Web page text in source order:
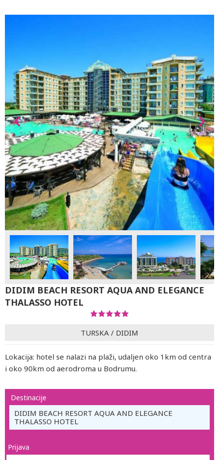
DIDIM BEACH RESORT AQUA AND ELEGANCE
THALASSO HOTEL
TURSKA / DIDIM
Lokacija: hotel se nalazi na plaži, udaljen oko 1km od centra
i oko 90km od aerodroma u Bodrumu.
Destinacije
DIDIM BEACH RESORT AQUA AND ELEGANCE
THALASSO HOTEL
Prijava